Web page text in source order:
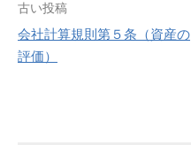
投
稿
古い投稿
会社計算規則第５条（資産の
評価）